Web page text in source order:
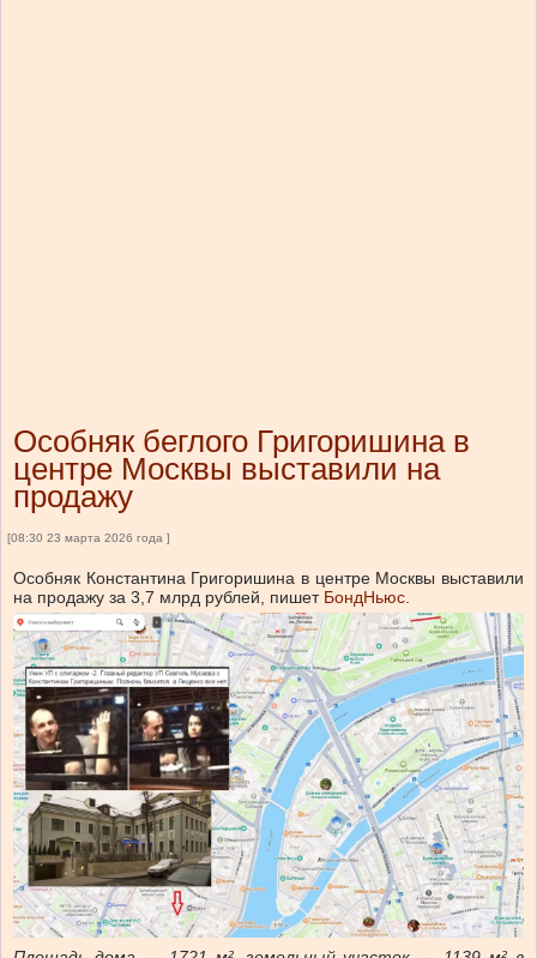
Особняк беглого Григоришина в
центре Москвы выставили на
продажу
[08:30 23 марта 2026 года ]
Особняк Константина Григоришина в центре Москвы выставили
на продажу за 3,7 млрд рублей, пишет БондНьюс.